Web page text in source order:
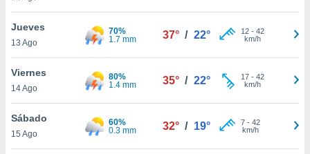
Jueves
13 Ago
70%
1.7 mm
37° / 22° 12- 42
km/h
Viernes
14 Ago
80%
1.4 mm
35° / 22° 17- 42
km/h
Sábado
15 Ago
60%
0.3 mm
32° / 19° 7- 42
km/h